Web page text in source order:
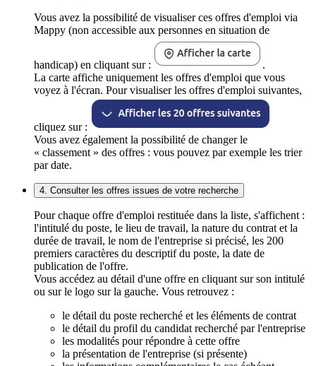
Vous avez la possibilité de visualiser ces offres d'emploi via
Mappy (non accessible aux personnes en situation de
handicap) en cliquant sur :
.
La carte affiche uniquement les offres d'emploi que vous
voyez à l'écran. Pour visualiser les offres d'emploi suivantes,
cliquez sur :
Vous avez également la possibilité de changer le
« classement » des offres : vous pouvez par exemple les trier
par date.
4. Consulter les offres issues de votre recherche
Pour chaque offre d'emploi restituée dans la liste, s'affichent :
l'intitulé du poste, le lieu de travail, la nature du contrat et la
durée de travail, le nom de l'entreprise si précisé, les 200
premiers caractères du descriptif du poste, la date de
publication de l'offre.
Vous accédez au détail d'une offre en cliquant sur son intitulé
ou sur le logo sur la gauche. Vous retrouvez :
le détail du poste recherché et les éléments de contrat
le détail du profil du candidat recherché par l'entreprise
les modalités pour répondre à cette offre
la présentation de l'entreprise (si présente)